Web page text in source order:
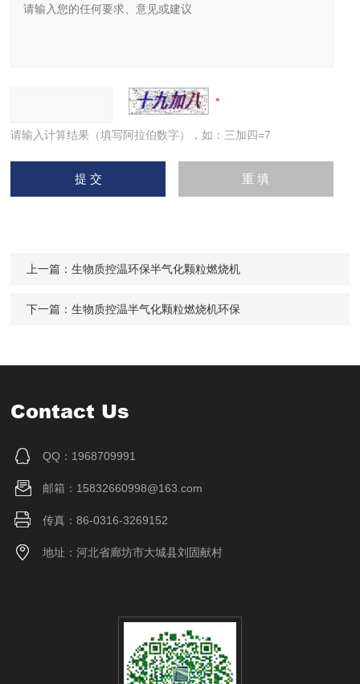
请输入计算结果（填写阿拉伯数字），如：三加四=7
上一篇：生物质控温环保半气化颗粒燃烧机
下一篇：生物质控温半气化颗粒燃烧机环保
Contact Us
QQ：1968709991
邮箱：15832660998@163.com
传真：86-0316-3269152
地址：河北省廊坊市大城县刘固献村